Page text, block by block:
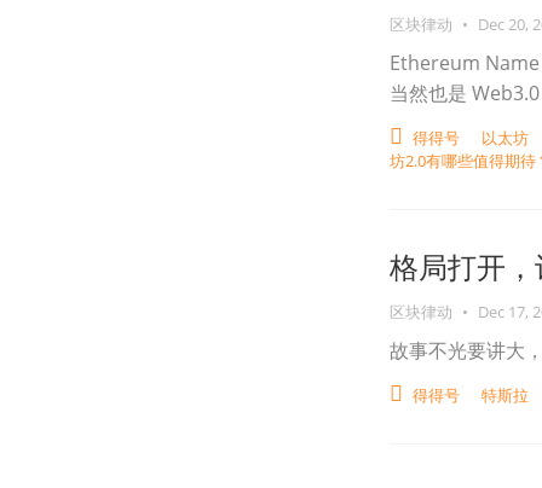
区块律动 • Dec 20,
Ethereum Name
当然也是
得得号
以太坊
坊2.0有哪些值得期待
格局打开
区块律动 • Dec 17,
故事不光要讲大
得得号 特斯拉